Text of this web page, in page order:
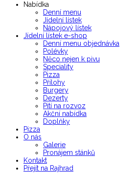
Nabídka
Denní menu
Jídelní lístek
Nápojový lístek
Jídelní lístek e-shop
Denní menu objednávka
Polévky
Něco nejen k pivu
Speciality
Pizza
Přílohy
Burgery
Dezerty
Pití na rozvoz
Akční nabídka
Doplňky
Pizza
O nás
Galerie
Pronájem stánků
Kontakt
Přejít na Rajhrad